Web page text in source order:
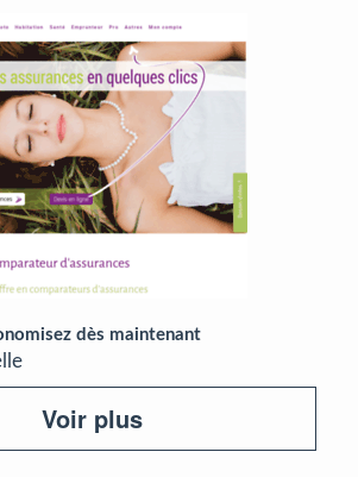
dès maintenant
Voir plus